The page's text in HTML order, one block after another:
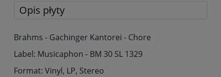
Opis płyty
Brahms - Gachinger Kantorei - Chore
Label: Musicaphon - BM 30 SL 1329
Format: Vinyl, LP, Stereo